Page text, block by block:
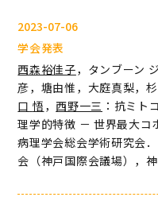
2023-07-06
学会発表
西森裕佳子，タンブーン
彦，塘由惟，大庭真梨，
口 悟 ， 西野一三 ：抗ミト
理学的特徴 － 世界最大
病理学会総会学術研究会
会（神戸国際会議場）